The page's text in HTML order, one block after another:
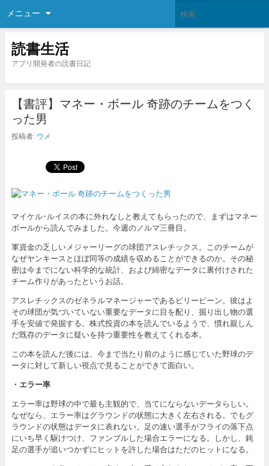
メニュー
読書生活
アプリ開発者の読書日記
【書評】マネー・ボール 奇跡のチームをつく
った男
投稿者: ウメ
マイケル･ルイスの本に外れなしと教えてもらったので、まずはマネー
ボールから読んでみました。今週のノルマ三冊目。
軍資金の乏しいメジャーリーグの球団アスレチックス。このチームが
なぜヤンキースとほぼ同等の成績を収めることができるのか。その秘
密は今までにない科学的な統計、および綿密なデータに裏付けされた
チーム作りがあったというお話。
アスレチックスのゼネラルマネージャーであるビリービーン。彼はよ
その球団が気づいていない重要なデータに目を配り、掘り出し物の選
手を安値で発掘する。株式投資の本を読んでいるようで、慣れ親しん
だ既存のデータに疑いを持つ重要性を教えてくれる本。
この本を読んだ後には、今まで当たり前のように感じていた野球のデ
ータに対して新しい視点で見ることができて面白い。
・エラー率
エラー率は野球の中で最も主観的で、当てにならないデータらしい。
なぜなら、エラー率はグラウンドの状態に大きく左右される。でもグ
ラウンドの状態はデータに表れない。足の速い選手がフライの落下点
にいち早く駆けつけ、ファンブルした場合エラーになる。しかし、鈍
足の選手が追いつかずにヒットを許した場合はただのヒットになる。